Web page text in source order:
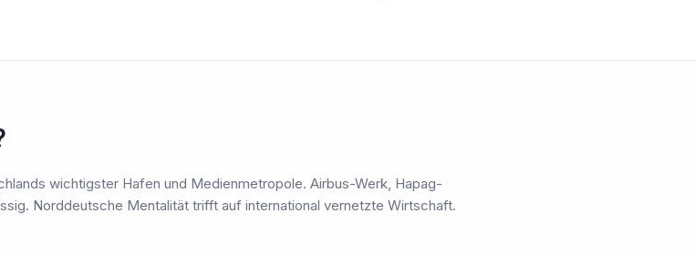
wichtigster Hafen und Medienmetropole. Airbus-Werk, Hapag-
Norddeutsche Mentalität trifft auf international vernetzte Wirtschaft.